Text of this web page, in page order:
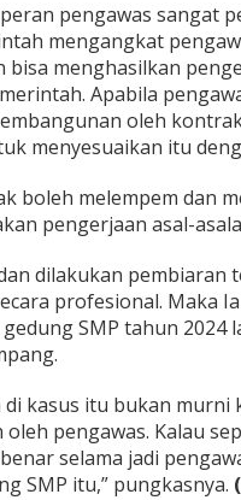
pengawas sangat
mengangkat
menghasilkan
Apabila
oleh
menyesuaikan itu
boleh melempem dan
pengerjaan asal-
dilakukan
profesional. Maka
SMP tahun
di kasus itu bukan
oleh pengawas. Kalau
selama jadi
SMP itu,” pungkasnya.